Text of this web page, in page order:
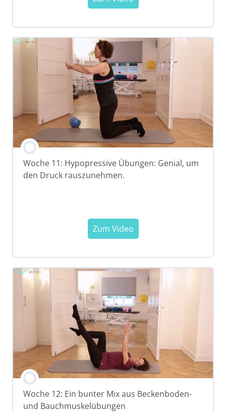
Woche 11: Hypopressive Übungen: Genial, um
den Druck rauszunehmen.
Woche 12: Ein bunter Mix aus Beckenboden-
und Bauchmuskelübungen